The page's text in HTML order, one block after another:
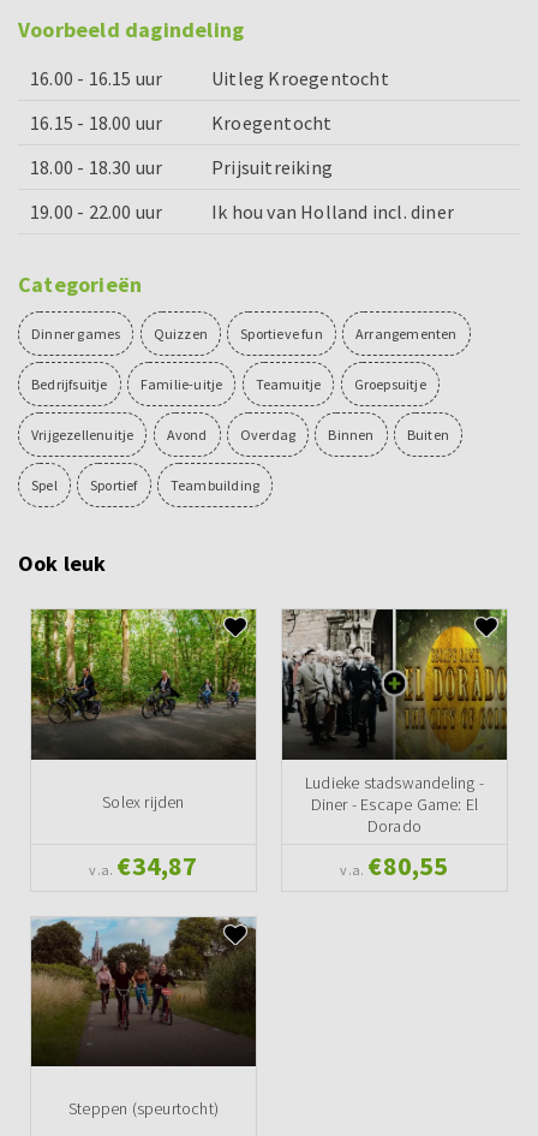
Voorbeeld dagindeling
16.00 - 16.15 uur
Uitleg Kroegentocht
16.15 - 18.00 uur
Kroegentocht
18.00 - 18.30 uur
Prijsuitreiking
19.00 - 22.00 uur
Ik hou van Holland incl. diner
Categorieën
Dinner games Quizzen Sportieve fun Arrangementen
Bedrijfsuitje Familie-uitje Teamuitje Groepsuitje
Vrijgezellenuitje Avond Overdag Binnen Buiten
Spel Sportief Teambuilding
Ook leuk
Solex rijden
v.a. €34,87
Ludieke stadswandeling -
Diner - Escape Game: El
Dorado
v.a. €80,55
Steppen (speurtocht)